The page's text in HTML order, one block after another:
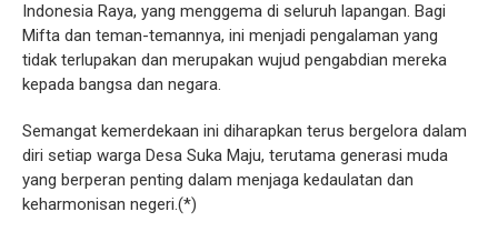
Indonesia Raya, yang menggema di seluruh lapangan. Bagi
Mifta dan teman-temannya, ini menjadi pengalaman yang
tidak terlupakan dan merupakan wujud pengabdian mereka
kepada bangsa dan negara.
Semangat kemerdekaan ini diharapkan terus bergelora dalam
diri setiap warga Desa Suka Maju, terutama generasi muda
yang berperan penting dalam menjaga kedaulatan dan
keharmonisan negeri.(*)